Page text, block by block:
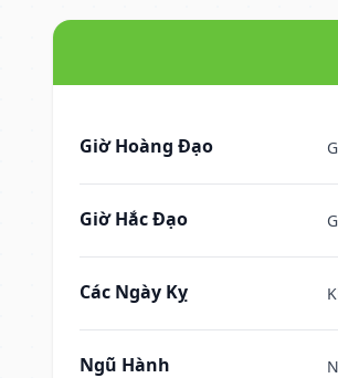
Giờ Hoàng Đạo
Giờ Hắc Đạo
Các Ngày Kỵ
Ngũ Hành